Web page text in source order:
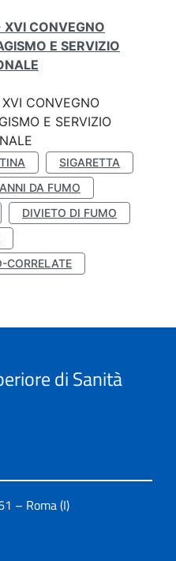
CONVEGNO
E SERVIZIO
CONVEGNO
E SERVIZIO
SIGARETTA
DA FUMO
DIVIETO DI FUMO
CORRELATE
di Sanità
– Roma (I)